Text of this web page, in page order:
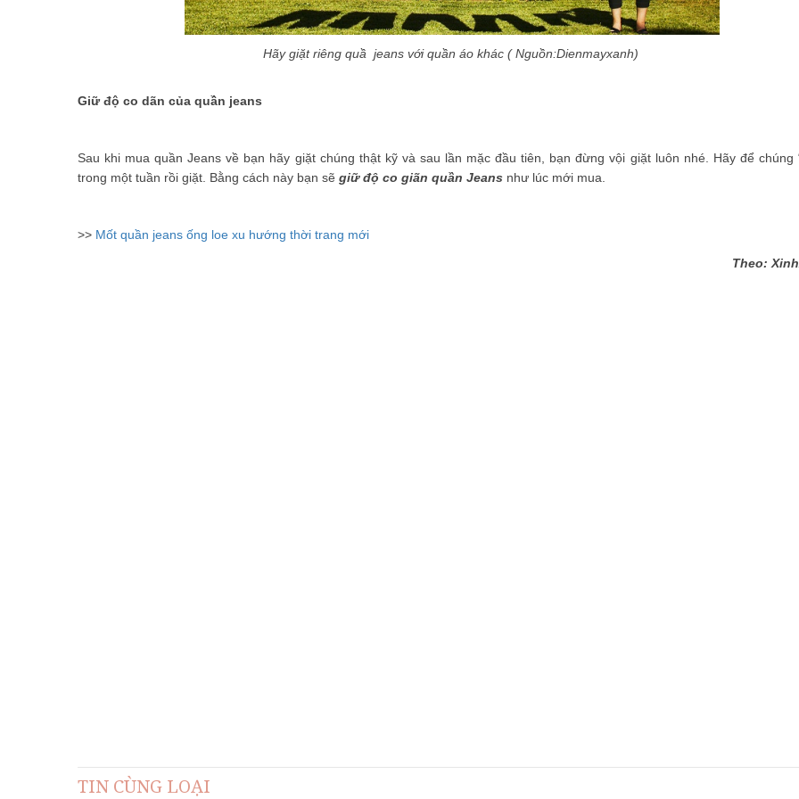
Hãy giặt riêng quầ jeans với quần áo khác ( Nguồn:Dienmayxanh)
Giữ độ co dãn của quần jeans
Sau khi mua quần Jeans về bạn hãy giặt chúng thật kỹ và sau lần mặc đầu tiên, bạn đừng vội giặt luôn nhé. Hãy để chúng
trong một tuần rồi giặt. Bằng cách này bạn sẽ giữ độ co giãn quần Jeans như lúc mới mua.
>> Mốt quần jeans ống loe xu hướng thời trang mới
Theo:
TIN CÙNG LOẠI